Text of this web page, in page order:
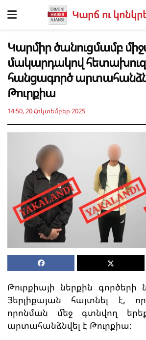
Կարճ ու
Կարմիր ծանուցմամբ
մակարդակով
հանցագործ
Թուրքիա
14:50, 20 Հոկտեմբեր 2025
Թուրքիայի ներքին
Յերլիքայան հայտնել է,
որոնման մեջ գտնվող
արտահանձնվել է Թուրքիա։